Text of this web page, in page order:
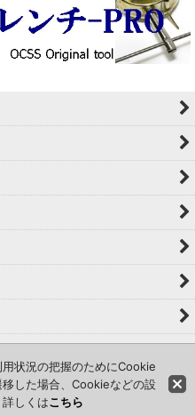
ALL RIGHTS RESERVED.
状況の把握のためにCookie
した場合、Cookieなどの設
しくはこちら